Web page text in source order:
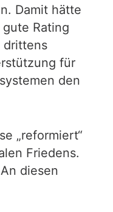
Damit hätte
Rating
drittens
für
den
„reformiert“
Friedens.
diesen